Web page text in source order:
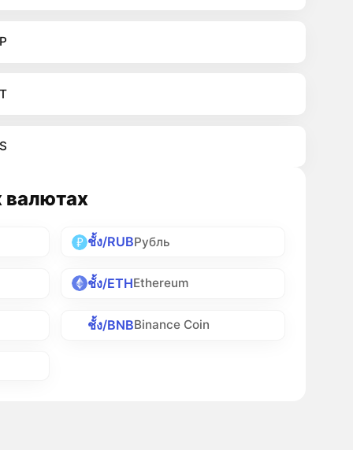
валютах
ชั้ง/RUBРубль
ชั้ง/ETHEthereum
ชั้ง/BNBBinance Coin